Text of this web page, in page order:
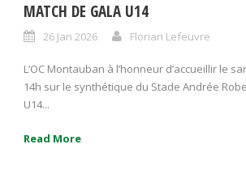
MATCH DE GALA U14
26 Jan 2026 Florian Lefeuvre
L’OC Montauban à l’honneur d’accueillir le
14h sur le synthétique du Stade Andrée
U14...
Read More